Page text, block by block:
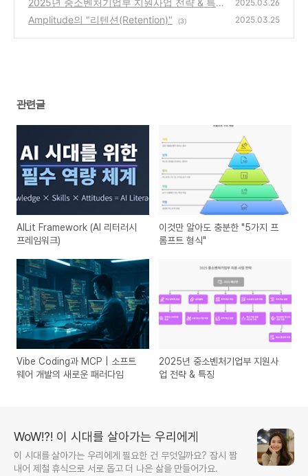
2025년 중소벤처기업부 지원사업 전략 & 특
징
(2)
2025.03.26
Amplitude의 "리텐션(Retention)" (3) 2025.03.25
관련글
AILit Framework (AI 리터러시
프레임워크)
이것만 알아도 충분한 "5가지 프
롬프트 형식"
Vibe Coding과 MCP | 소프트
웨어 개발의 새로운 패러다임
2025년 중소벤처기업부 지원사
업 전략 & 특징
WoW!?! 이 시대를 살아가는 우리에게
이 시대를 살아가는 우리에게 필요한 건 무엇일까요? 잠시 짬
내어 제철 휴식으로 서로 돕고 더 나은 삶을 만들어가요.